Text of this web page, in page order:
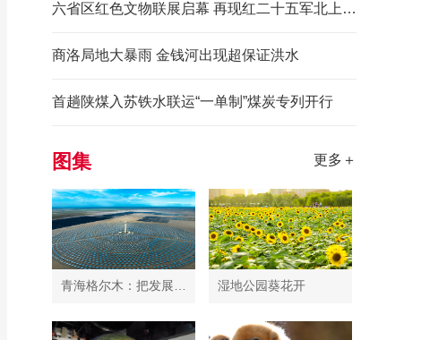
六省区红色文物联展启幕 再现红二十五军北上先锋长征史诗
商洛局地大暴雨 金钱河出现超保证洪水
首趟陕煤入苏铁水联运“一单制”煤炭专列开行
图集 更多＋
湿地公园葵花开